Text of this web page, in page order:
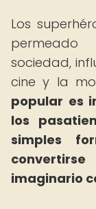
Los
sociedad,
cine y la
popular es
los
simples
imaginario